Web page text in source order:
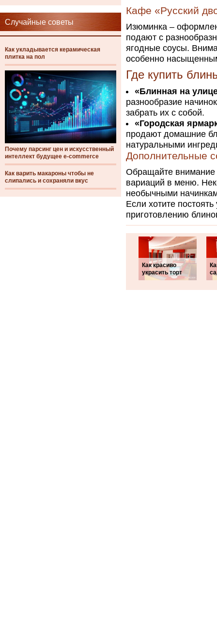
Случайные советы
Как укладывается керамическая
плитка на пол
Почему парсинг цен и искусственный
интеллект будущее e-commerce
Как варить макароны чтобы не
слипались и сохраняли вкус
Кафе «Русский
Изюминка –
подают с
ягодные соусы.
особенно
Где купить
«Блинная на
разнообразие
забрать их с собой.
«Городская
продают домашние
натуральными
Дополнительные
Обращайте внимание
вариаций в меню.
необычными
Если хотите
приготовлению
Как красиво
украсить торт